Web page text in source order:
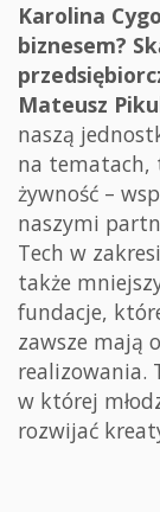
Karolina
biznesem?
Mateusz
naszą
na tematach,
żywność –
naszymi
Tech w
także
fundacje,
zawsze mają
realizowania.
w której
rozwijać